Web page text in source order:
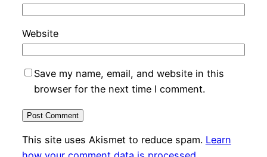
Website
Save my name, email, and website in this
browser for the next time I comment.
This site uses Akismet to reduce spam. Learn